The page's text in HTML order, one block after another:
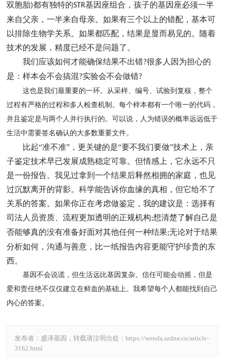
双胞胎)都有独特的STR基因座组合，孩子的基因座必须一半
来自父亲，一半来自母亲。如果有三个以上的错配，基本可
以排除生物学关系。如果都匹配，结果是显而易见的。随着
技术的发展，精度已经不是问题了。
我们应该如何才能确保结果不出错?很多人因为担心的
是：样本会不会搞混?实验会不会做错?
这也是我们最重要的一环。从采样、编号、试验到复核，整个
过程有严格的过程和多人检查机制。每个样本都有一个唯一的代码，
并且鉴定是与两个人并行执行的。可以说，人为错误的概率远远低于
生活中需要签名确认的大多数重要文件。
比起“准不准”，更关键的是“要不我们要做”技术上，亲
子鉴定技术早已发展成熟稳定可靠。但情感上，它永远不只
是一份报告。我见过拿到一个结果后释然相拥的家庭，也见
过沉默离开的背影。科学能告诉你血缘的真相，但它给不了
关系的答案。如果你正在考虑做鉴定，我的建议是：选择有
司法人员资质、流程更加透明的正规机构;想清楚了解自己是
否能够真的没有准备好面对其他任何一种结果;无论对于结果
分析如何，沟通与善意，比一纸报告内容更能守护珍贵的东
西。
基因不会说谎，但生活远比基因复杂。信任可能会动摇，但是
爱和责任绝不仅仅建立在鲜血的基础上。我希望每个人都能找到自己
内心的答案。
发布者：盛泽基因，转载请注明出处： https://wenda.szdna.cn/article-
3162.html